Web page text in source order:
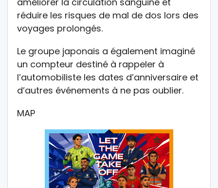
réduire les risques de mal de dos lors des
voyages prolongés.
Le groupe japonais a également imaginé
un compteur destiné à rappeler à
l’automobiliste les dates d’anniversaire et
d’autres événements à ne pas oublier.
MAP